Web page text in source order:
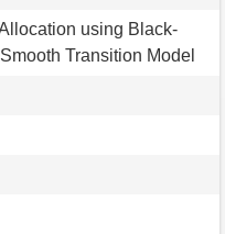
using Black-
Transition Model